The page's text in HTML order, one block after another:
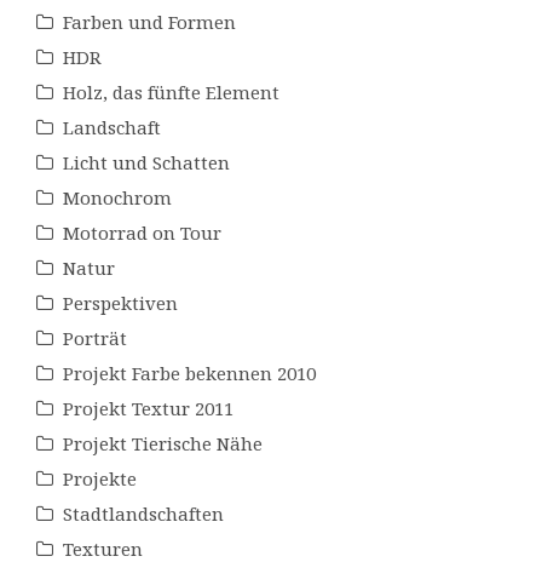
Farben und Formen
HDR
Holz, das fünfte Element
Landschaft
Licht und Schatten
Monochrom
Motorrad on Tour
Natur
Perspektiven
Porträt
Projekt Farbe bekennen 2010
Projekt Textur 2011
Projekt Tierische Nähe
Projekte
Stadtlandschaften
Texturen